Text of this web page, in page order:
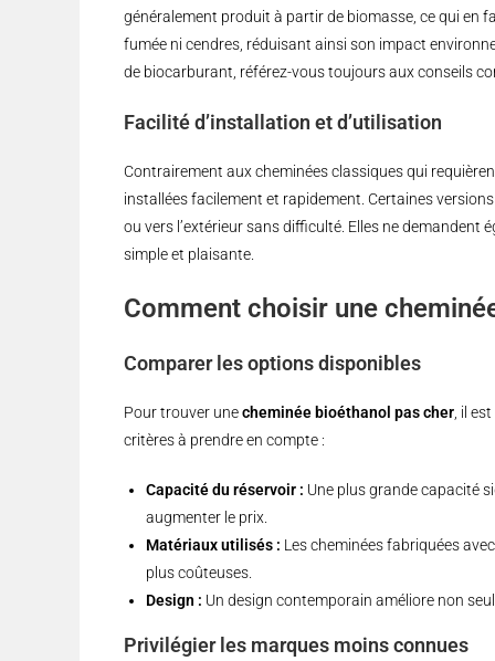
généralement produit à partir de biomasse, ce qui en
fumée ni cendres, réduisant ainsi son impact
de biocarburant, référez-vous toujours aux conseils
Facilité d’installation et d’utilisation
Contrairement aux cheminées classiques qui
installées facilement et rapidement. Certaines
ou vers l’extérieur sans difficulté. Elles ne
simple et plaisante.
Comment choisir une
Comparer les options disponibles
Pour trouver unecheminée bioéthanol pas cher, il
critères à prendre en compte :
Capacité du réservoir : Une plus grande capacité
augmenter le prix.
Matériaux utilisés : Les cheminées fabriquées
plus coûteuses.
Design : Un design contemporain améliore non
Privilégier les marques moins connues